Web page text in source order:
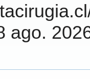
8 ago.